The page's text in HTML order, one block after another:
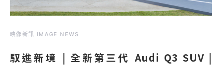
映像新訊 IMAGE NEWS
馭進新境 | 全新第三代 Audi Q3 SUV |